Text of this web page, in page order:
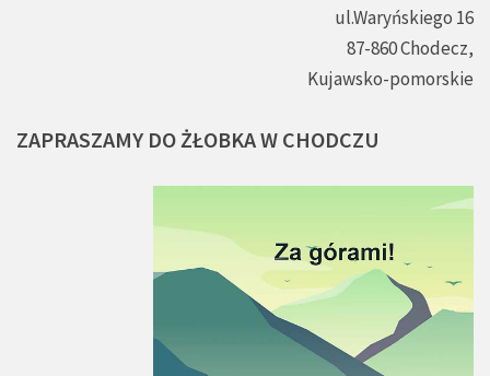
ul.Waryńskiego 16
87-860 Chodecz,
Kujawsko-pomorskie
ZAPRASZAMY DO ŻŁOBKAW CHODCZU